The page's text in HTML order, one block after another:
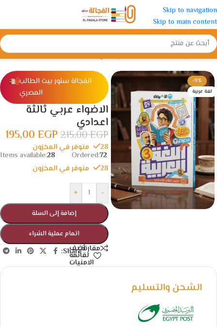
Skip to navigation
Skip to main content
الرئيسية/الإعدادية/الصف الثالث الإعدادي
-9%
لغة عربية
الفجالة ستور بيت الطالب
المصري
الاضواء عربي ثالثة
اعدادي
215,00EGP
195,00 EGP
28 متوفر في المخزون
Ordered:72
Items available:28
28 متوفر في المخزون
-
+
إضافة إلى السلة
اتمام عملية الشراء
مقارنةأضف
لقائمة
الامنيات
Share:
الشحن والتسليم